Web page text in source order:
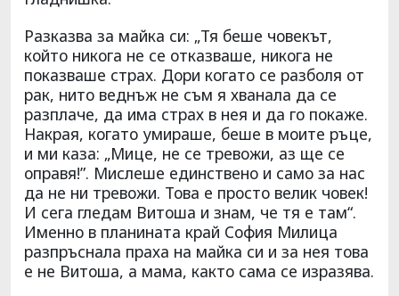
Разказва за майка си: „Тя беше човекът,
който никога не се отказваше, никога не
показваше страх. Дори когато се разболя от
рак, нито веднъж не съм я хванала да се
разплаче, да има страх в нея и да го покаже.
Накрая, когато умираше, беше в моите ръце,
и ми каза: „Мице, не се тревожи, аз ще се
оправя!”. Мислеше единствено и само за нас
да не ни тревожи. Това е просто велик човек!
И сега гледам Витоша и знам, че тя е там“.
Именно в планината край София Милица
разпръснала праха на майка си и за нея това
е не Витоша, а мама, както сама се изразява.